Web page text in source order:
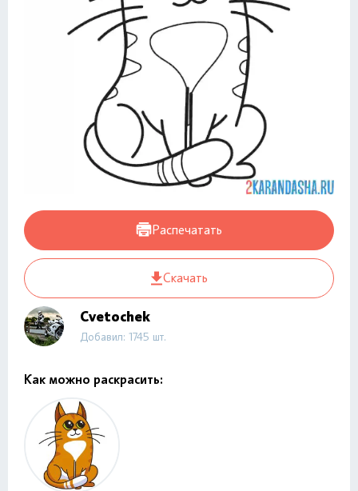
Распечатать
Скачать
Cvetochek
Добавил: 1745 шт.
Как можно раскрасить: